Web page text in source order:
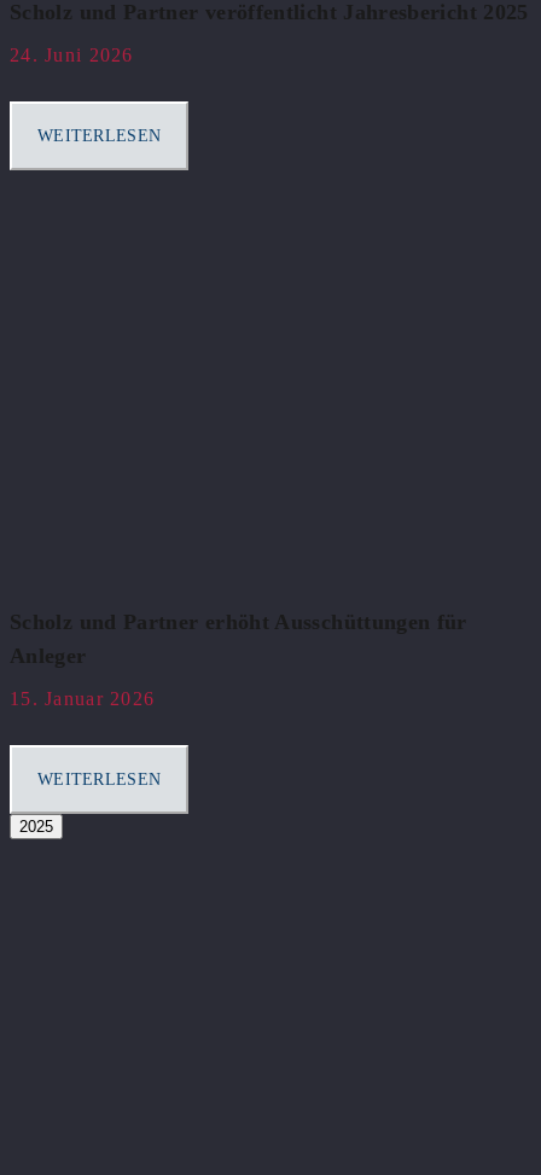
Scholz und Partner veröffentlicht Jahresbericht 2025
24. Juni 2026
WEITERLESEN
Scholz und Partner erhöht Ausschüttungen für
Anleger
15. Januar 2026
WEITERLESEN
2025